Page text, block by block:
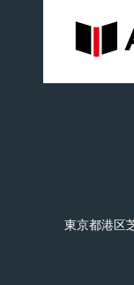
東京都港区